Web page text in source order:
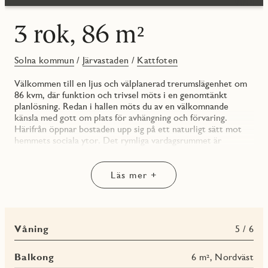
3 rok, 86 m²
Solna kommun / Järvastaden / Kattfoten
Välkommen till en ljus och välplanerad trerumslägenhet om
86 kvm, där funktion och trivsel möts i en genomtänkt
planlösning. Redan i hallen möts du av en välkomnande
känsla med gott om plats för avhängning och förvaring.
Härifrån öppnar bostaden upp sig på ett naturligt sätt mot
hemmets sociala ytor. Det rymliga vardagsrummet är
fönsterpartier som släpper in rikligt med dagsljus. Här finns
gott om plats för både soffgrupp och umgänge, och rummet
har en självklar koppling till den trevliga balkongen
diskho och diskmaskin och är väl tilltaget och inbjuder till
både vardagsmatlagning och middagar med vänner. Köket är
modernt med vita skåpsluckor som harmoniserar med den
gråa bänkskivan som spänner sig en bit upp på väggen och
Läs mer +
Våning 5 / 6
Balkong 6 m², Nordväst